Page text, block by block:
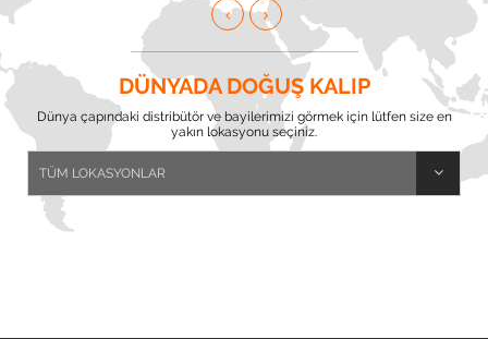
DÜNYADA DOĞUŞ KALIP
Dünya çapındaki distribütör ve bayilerimizi görmek için lütfen size en
yakın lokasyonu seçiniz.